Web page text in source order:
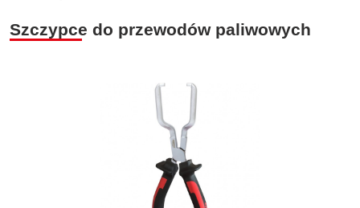
Szczypce do przewodów paliwowych